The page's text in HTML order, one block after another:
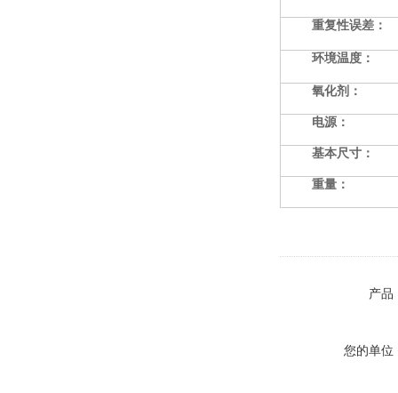
重复性误差：
环境温度：
氧化剂：
电源：
基本尺寸：
重量：
产品
您的单位